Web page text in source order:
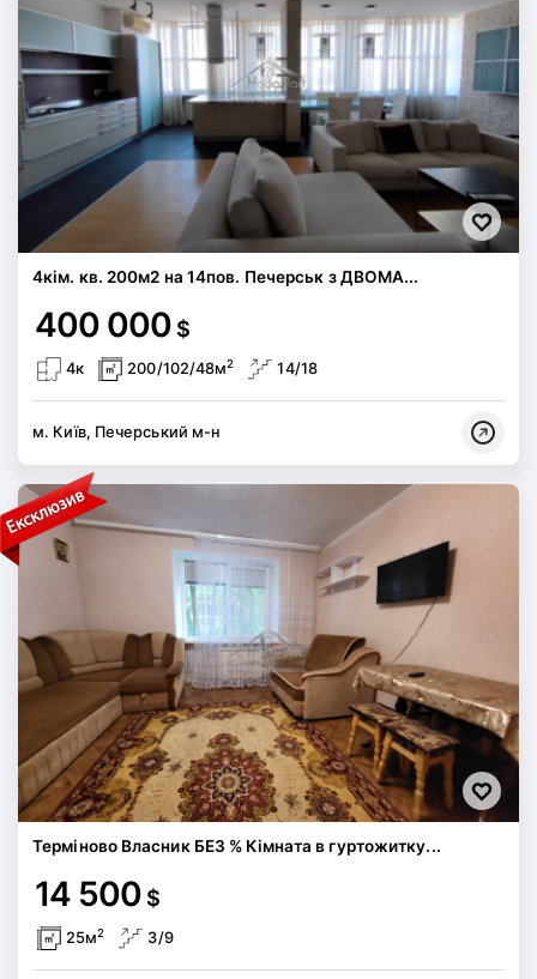
4кім. кв. 200м2 на 14пов. Печерськ з ДВОМА...
400 000 $
4к 200/102/48м2 14/18
м. Київ, Печерський м-н
Терміново Власник БЕЗ % Кімната в гуртожитку...
14 500 $
25м2 3/9